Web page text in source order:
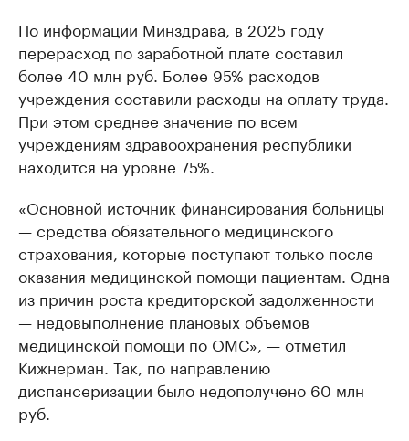
По информации Минздрава, в 2025 году
перерасход по заработной плате составил
более 40 млн руб. Более 95% расходов
учреждения составили расходы на оплату труда.
При этом среднее значение по всем
учреждениям здравоохранения республики
находится на уровне 75%.
«Основной источник финансирования больницы
— средства обязательного медицинского
страхования, которые поступают только после
оказания медицинской помощи пациентам. Одна
из причин роста кредиторской задолженности
— недовыполнение плановых объемов
медицинской помощи по ОМС», — отметил
Кижнерман. Так, по направлению
диспансеризации было недополучено 60 млн
руб.